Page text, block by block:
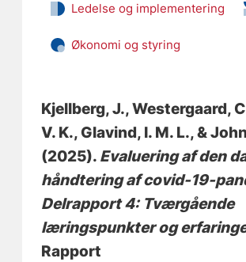
Ledelse og implementering
Økonomi og styring
Kjellberg, J., Westergaard,
V. K., Glavind, I. M. L., &
(2025). Evaluering af den
håndtering af covid-19-
Delrapport 4: Tværgående
læringspunkter og
Rapport